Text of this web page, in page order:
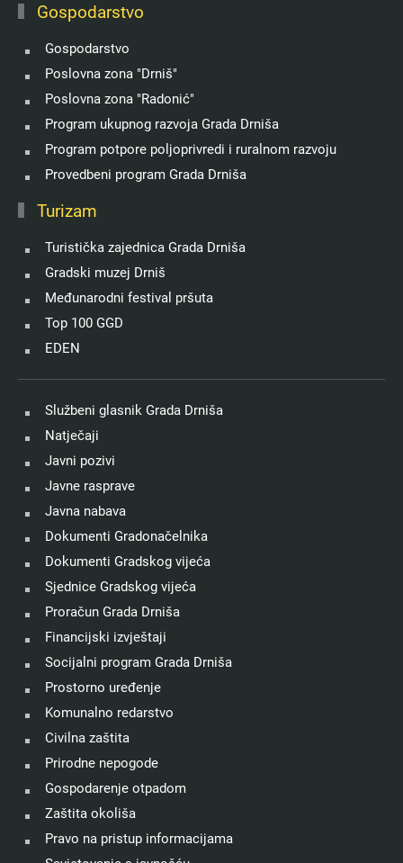
Gospodarstvo
Gospodarstvo
Poslovna zona "Drniš"
Poslovna zona "Radonić"
Program ukupnog razvoja Grada Drniša
Program potpore poljoprivredi i ruralnom razvoju
Provedbeni program Grada Drniša
Turizam
Turistička zajednica Grada Drniša
Gradski muzej Drniš
Međunarodni festival pršuta
Top 100 GGD
EDEN
Službeni glasnik Grada Drniša
Natječaji
Javni pozivi
Javne rasprave
Javna nabava
Dokumenti Gradonačelnika
Dokumenti Gradskog vijeća
Sjednice Gradskog vijeća
Proračun Grada Drniša
Financijski izvještaji
Socijalni program Grada Drniša
Prostorno uređenje
Komunalno redarstvo
Civilna zaštita
Prirodne nepogode
Gospodarenje otpadom
Zaštita okoliša
Pravo na pristup informacijama